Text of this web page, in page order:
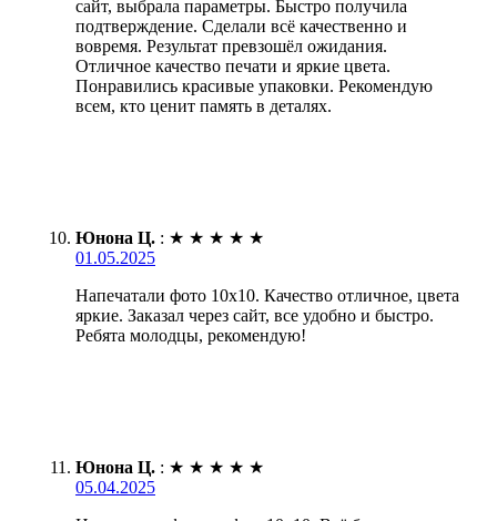
сайт, выбрала параметры. Быстро получила
подтверждение. Сделали всё качественно и
вовремя. Результат превзошёл ожидания.
Отличное качество печати и яркие цвета.
Понравились красивые упаковки. Рекомендую
всем, кто ценит память в деталях.
Юнона Ц. : ★ ★ ★ ★ ★
01.05.2025
Напечатали фото 10х10. Качество отличное, цвета
яркие. Заказал через сайт, все удобно и быстро.
Ребята молодцы, рекомендую!
Юнона Ц. : ★ ★ ★ ★ ★
05.04.2025